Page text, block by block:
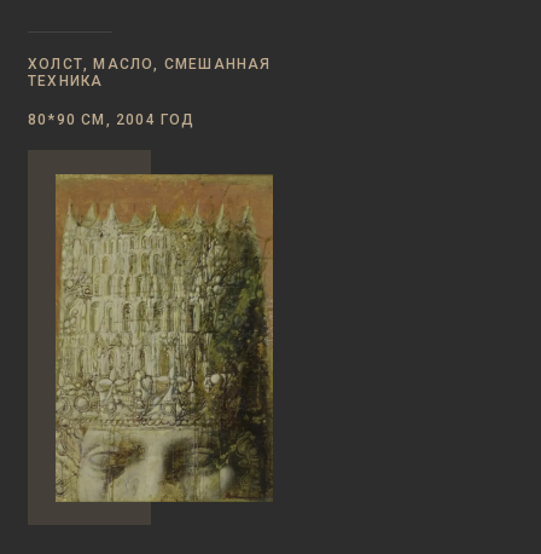
ХОЛСТ, МАСЛО, СМЕШАННАЯ
ТЕХНИКА
80*90 СМ, 2004 ГОД